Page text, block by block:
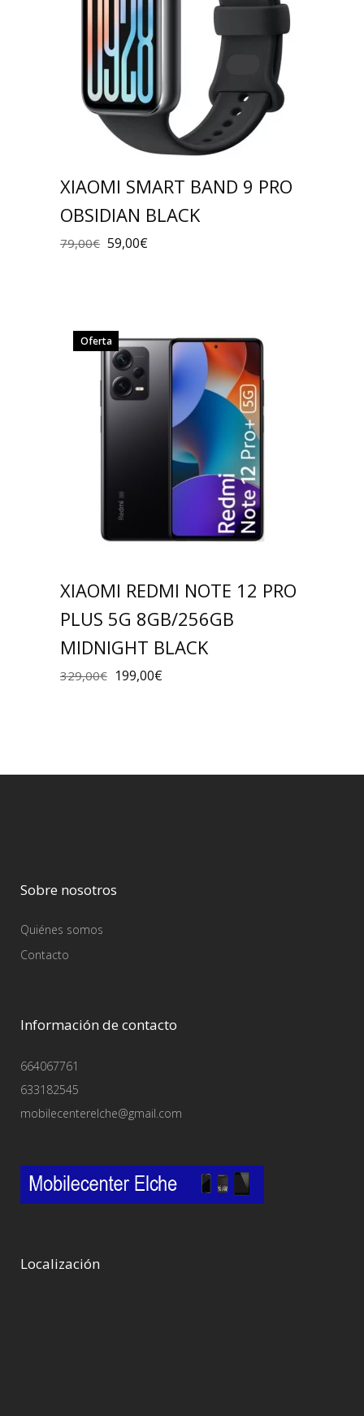
XIAOMI SMART BAND 9 PRO
OBSIDIAN BLACK
79,00€ 59,00€
Oferta
XIAOMI REDMI NOTE 12 PRO
PLUS 5G 8GB/256GB
MIDNIGHT BLACK
329,00€ 199,00€
Sobre nosotros
Quiénes somos
Contacto
Información de contacto
664067761
633182545
mobilecenterelche@gmail.com
Localización